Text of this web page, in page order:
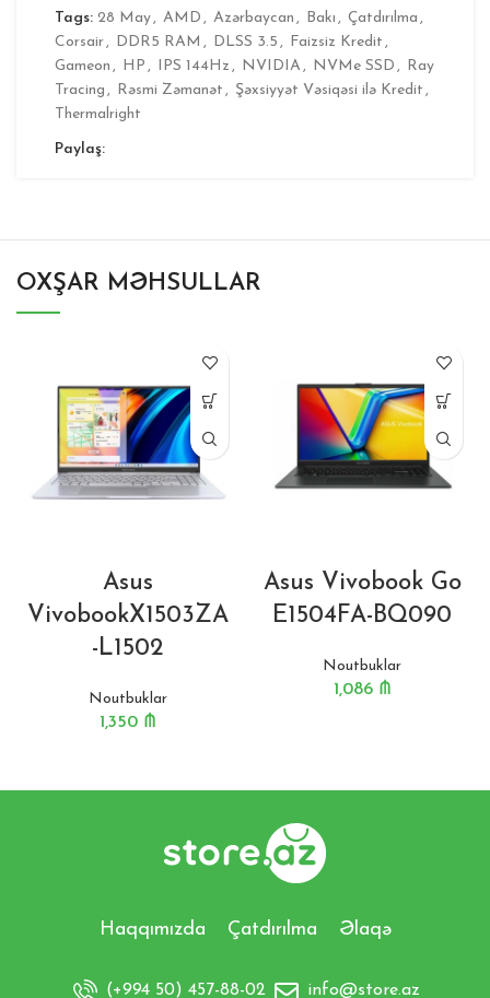
Tags: 28 May , AMD , Azərbaycan , Bakı , Çatdırılma ,
Corsair , DDR5 RAM , DLSS 3.5 , Faizsiz Kredit ,
Gameon , HP , IPS 144Hz , NVIDIA , NVMe SSD ,
Ray
Tracing , Rəsmi Zəmanət , Şəxsiyyət Vəsiqəsi ilə Kredit ,
Thermalright
Paylaş:
OXŞAR MƏHSULLAR
Asus
VivobookX1503ZA
-L1502
Noutbuklar
1,350 ₼
Asus Vivobook Go
E1504FA-BQ090
Noutbuklar
1,086 ₼
Haqqımızda Çatdırılma Əlaqə
(+994 50) 457-88-02 info@store.az